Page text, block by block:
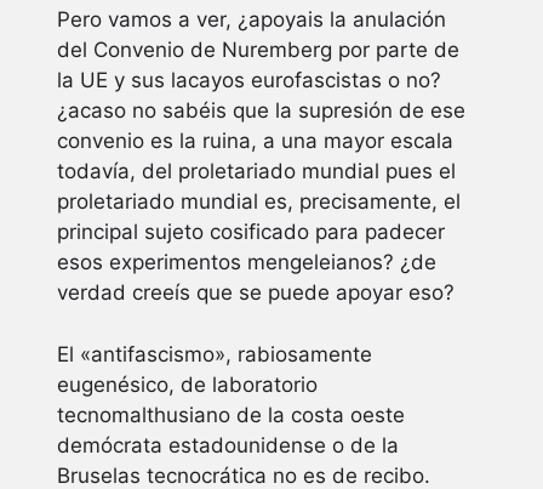
Pero vamos a ver, ¿apoyais la anulación
del Convenio de Nuremberg por parte de
la UE y sus lacayos eurofascistas o no?
¿acaso no sabéis que la supresión de ese
convenio es la ruina, a una mayor escala
todavía, del proletariado mundial pues el
proletariado mundial es, precisamente, el
principal sujeto cosificado para padecer
esos experimentos mengeleianos? ¿de
verdad creeís que se puede apoyar eso?
El «antifascismo», rabiosamente
eugenésico, de laboratorio
tecnomalthusiano de la costa oeste
demócrata estadounidense o de la
Bruselas tecnocrática no es de recibo.